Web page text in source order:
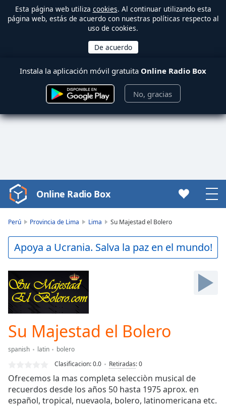
Esta página web utiliza cookies. Al continuar utilizando esta
página web, estás de acuerdo con nuestras políticas respecto al
uso de cookies.
Instala la aplicación móvil gratuita Online Radio Box
No, gracias
Video
Player
Play
Video
Backward
Skip
Forward
Mute
Current
Time0:00
Duration
0.00%
Stream
TypeLIVE
Online Radio Box
Perú Provincia de Lima Lima Su Majestad el Bolero
Apoya a Ucrania. Salva la paz en el mundo!
Su Majestad el Bolero
spanish latin
bolero
Clasificacion:0.0 Retiradas:0
Ofrecemos la mas completa selecciòn musical de
recuerdos desde los años 50 hasta 1975 aprox. en
español, tropical, nuevaola, bolero, latinomericana etc.